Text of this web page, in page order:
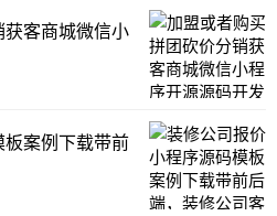
客商城微信小
案例下载带前